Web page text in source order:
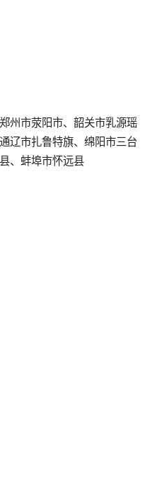
州市荥阳市、韶关市乳源瑶
辽市扎鲁特旗、绵阳市三台
、蚌埠市怀远县